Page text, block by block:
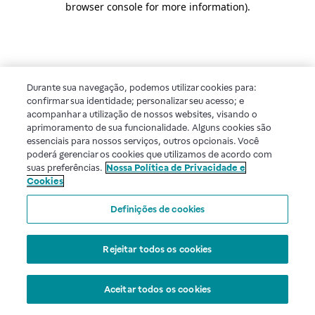
browser console for more information).
Durante sua navegação, podemos utilizar cookies para:
confirmar sua identidade; personalizar seu acesso; e
acompanhar a utilização de nossos websites, visando o
aprimoramento de sua funcionalidade. Alguns cookies são
essenciais para nossos serviços, outros opcionais. Você
poderá gerenciar os cookies que utilizamos de acordo com
suas preferências. Nossa Política de Privacidade e
Cookies
Definições de cookies
Rejeitar todos os cookies
Aceitar todos os cookies